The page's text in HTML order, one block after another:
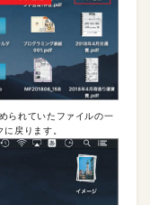
られていたファイルの一
戻ります。